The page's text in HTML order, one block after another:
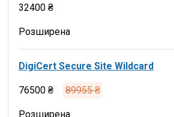
32400 ₴
Розширена
DigiCert Secure Site Wildcard
76500 ₴ 89955 ₴
Розширена